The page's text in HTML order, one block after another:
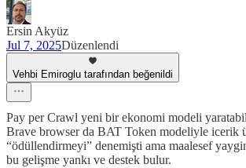
Ersin Akyüz
Jul 7, 2025Düzenlendi
Vehbi Emiroglu tarafından beğenildi
Pay per Crawl yeni bir ekonomi modeli
Brave browser da BAT Token modeliyle icerik
“ödüllendirmeyi” denemişti ama maalesef
bu gelişme yankı ve destek bulur.